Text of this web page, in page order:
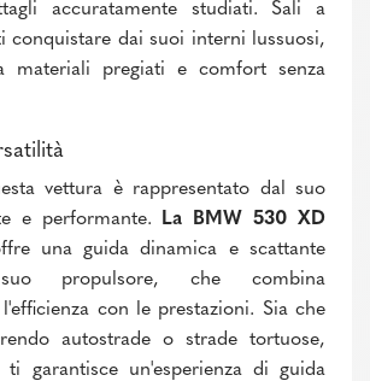
accuratamente studiati. Sali a
conquistare dai suoi interni lussuosi,
materiali pregiati e comfort senza
vettura è rappresentato dal suo
e performante.
La BMW 530 XD
una guida dinamica e scattante
propulsore, che combina
con le prestazioni. Sia che
autostrade o strade tortuose,
ti garantisce un'esperienza di guida